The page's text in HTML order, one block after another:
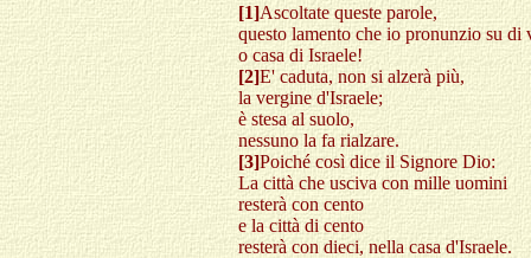
[1]Ascoltate queste parole,
questo lamento che io pronunzio su di
o casa di Israele!
[2]E' caduta, non si alzerà più,
la vergine d'Israele;
è stesa al suolo,
nessuno la fa rialzare.
[3]Poiché così dice il Signore Dio:
La città che usciva con mille uomini
resterà con cento
e la città di cento
resterà con dieci, nella casa d'Israele.